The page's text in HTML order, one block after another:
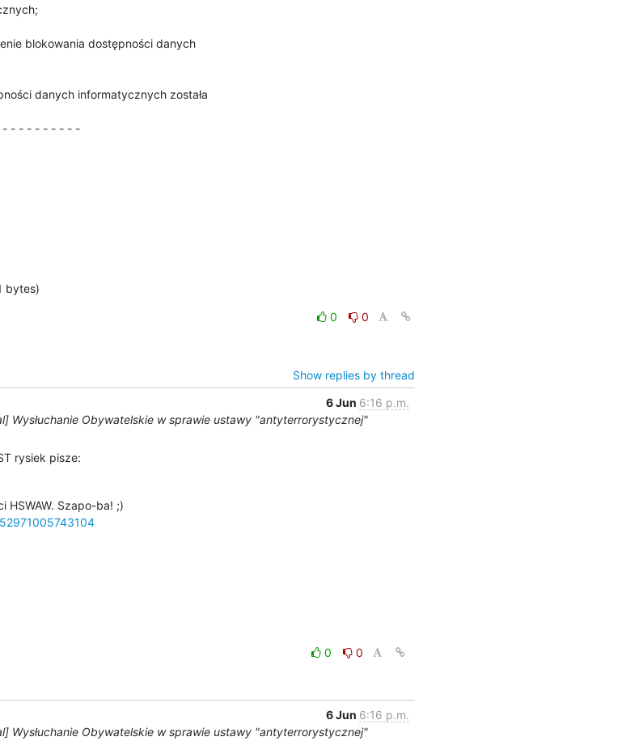
- - - - - - - - -
bytes)
0
0
Show replies by thread
6 Jun 6:16 p.m.
Wysłuchanie Obywatelskie w sprawie ustawy "antyterrorystycznej"
rysiek pisze:
0
0
6 Jun 6:16 p.m.
Wysłuchanie Obywatelskie w sprawie ustawy "antyterrorystycznej"